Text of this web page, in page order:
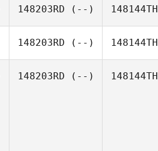
148203RD (--) 148144TH
148203RD (--) 148144TH
148203RD (--) 148144TH